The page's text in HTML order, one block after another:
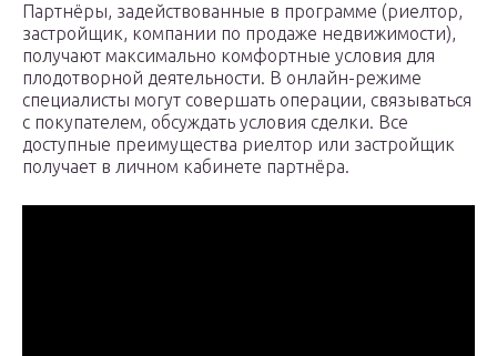
Партнёры, задействованные в программе (риелтор,
застройщик, компании по продаже недвижимости),
получают максимально комфортные условия для
плодотворной деятельности. В онлайн-режиме
специалисты могут совершать операции, связываться
с покупателем, обсуждать условия сделки. Все
доступные преимущества риелтор или застройщик
получает в личном кабинете партнёра.